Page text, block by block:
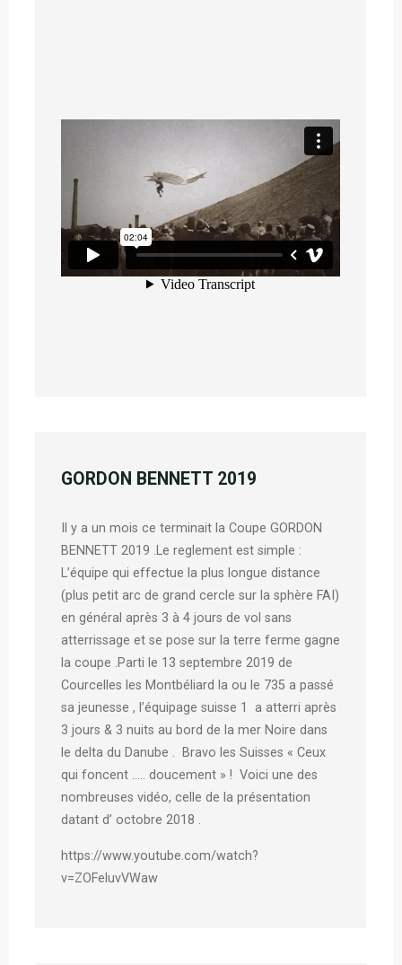
GORDON BENNETT 2019
Il y a un mois ce terminait la Coupe GORDON
BENNETT 2019 .Le reglement est simple :
L’équipe qui effectue la plus longue distance
(plus petit arc de grand cercle sur la sphère FAI)
en général après 3 à 4 jours de vol sans
atterrissage et se pose sur la terre ferme gagne
la coupe .Parti le 13 septembre 2019 de
Courcelles les Montbéliard la ou le 735 a passé
sa jeunesse , l’équipage suisse 1 a atterri après
3 jours & 3 nuits au bord de la mer Noire dans
le delta du Danube . Bravo les Suisses « Ceux
qui foncent ….. doucement » ! Voici une des
nombreuses vidéo, celle de la présentation
datant d’ octobre 2018 .
https://www.youtube.com/watch?
v=ZOFeluvVWaw